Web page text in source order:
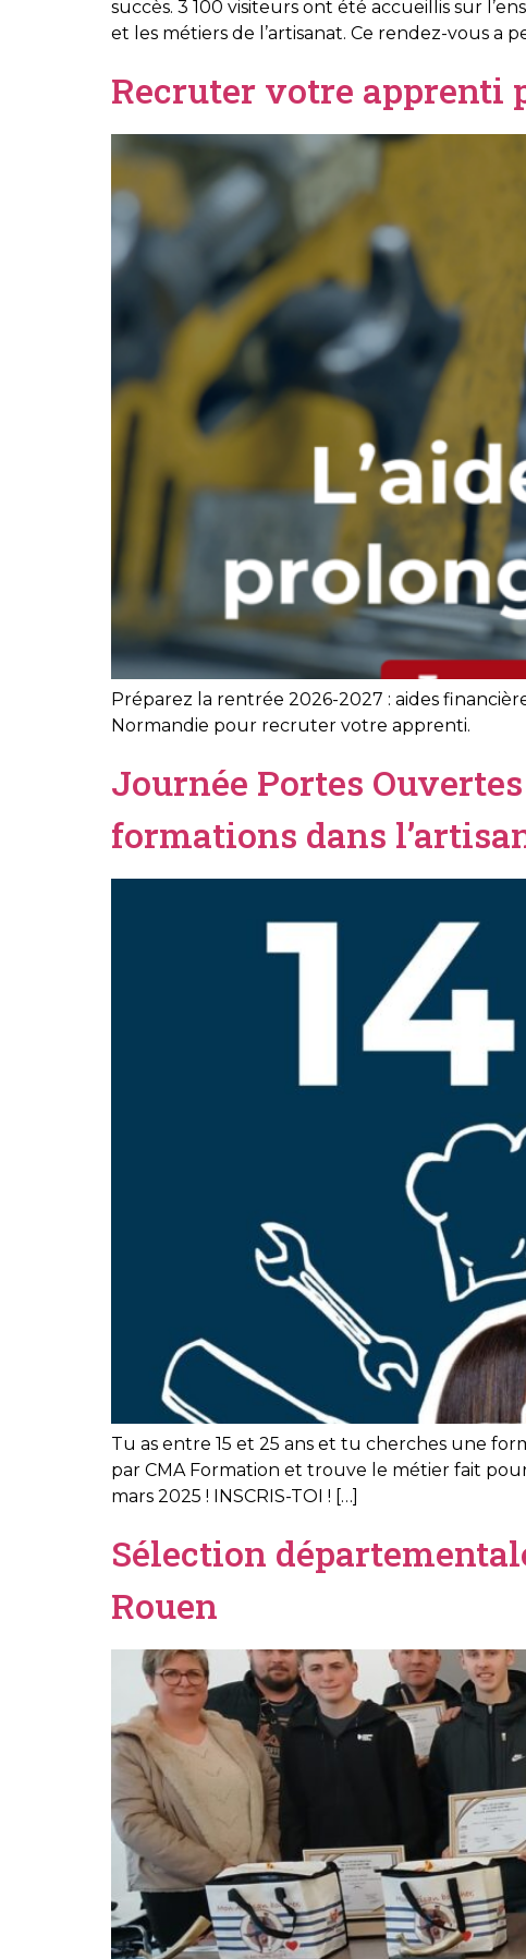
succès. 3 100 visiteurs ont été accueillis sur
et les métiers de l’artisanat. Ce rendez-vous a
Recruter votre apprenti
Préparez la rentrée 2026-2027 : aides
Normandie pour recruter votre apprenti.
Journée Portes
formations dans
Tu as entre 15 et 25 ans et tu cherches une
par CMA Formation et trouve le métier fait
mars 2025 ! INSCRIS-TOI ! […]
Sélection
Rouen